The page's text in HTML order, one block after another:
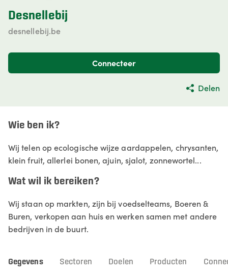
Desnellebij
desnellebij.be
Connecteer
Delen
Wie ben ik?
Wij telen op ecologische wijze aardappelen, chrysanten,
klein fruit, allerlei bonen, ajuin, sjalot, zonnewortel...
Wat wil ik bereiken?
Wij staan op markten, zijn bij voedselteams, Boeren &
Buren, verkopen aan huis en werken samen met andere
bedrijven in de buurt.
Gegevens Sectoren Doelen Producten